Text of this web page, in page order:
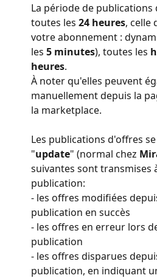
La période de publications
toutes les 24 heures, celle
votre abonnement :
les 5 minutes), toutes les
heures.
À noter qu'elles peuvent
manuellement depuis la
la marketplace.
Les publications d'offres
"update" (normal chez
suivantes sont transmises
publication:
- les offres modifiées
publication en succès
- les offres en erreur lors
publication
- les offres disparues
publication, en indiquant